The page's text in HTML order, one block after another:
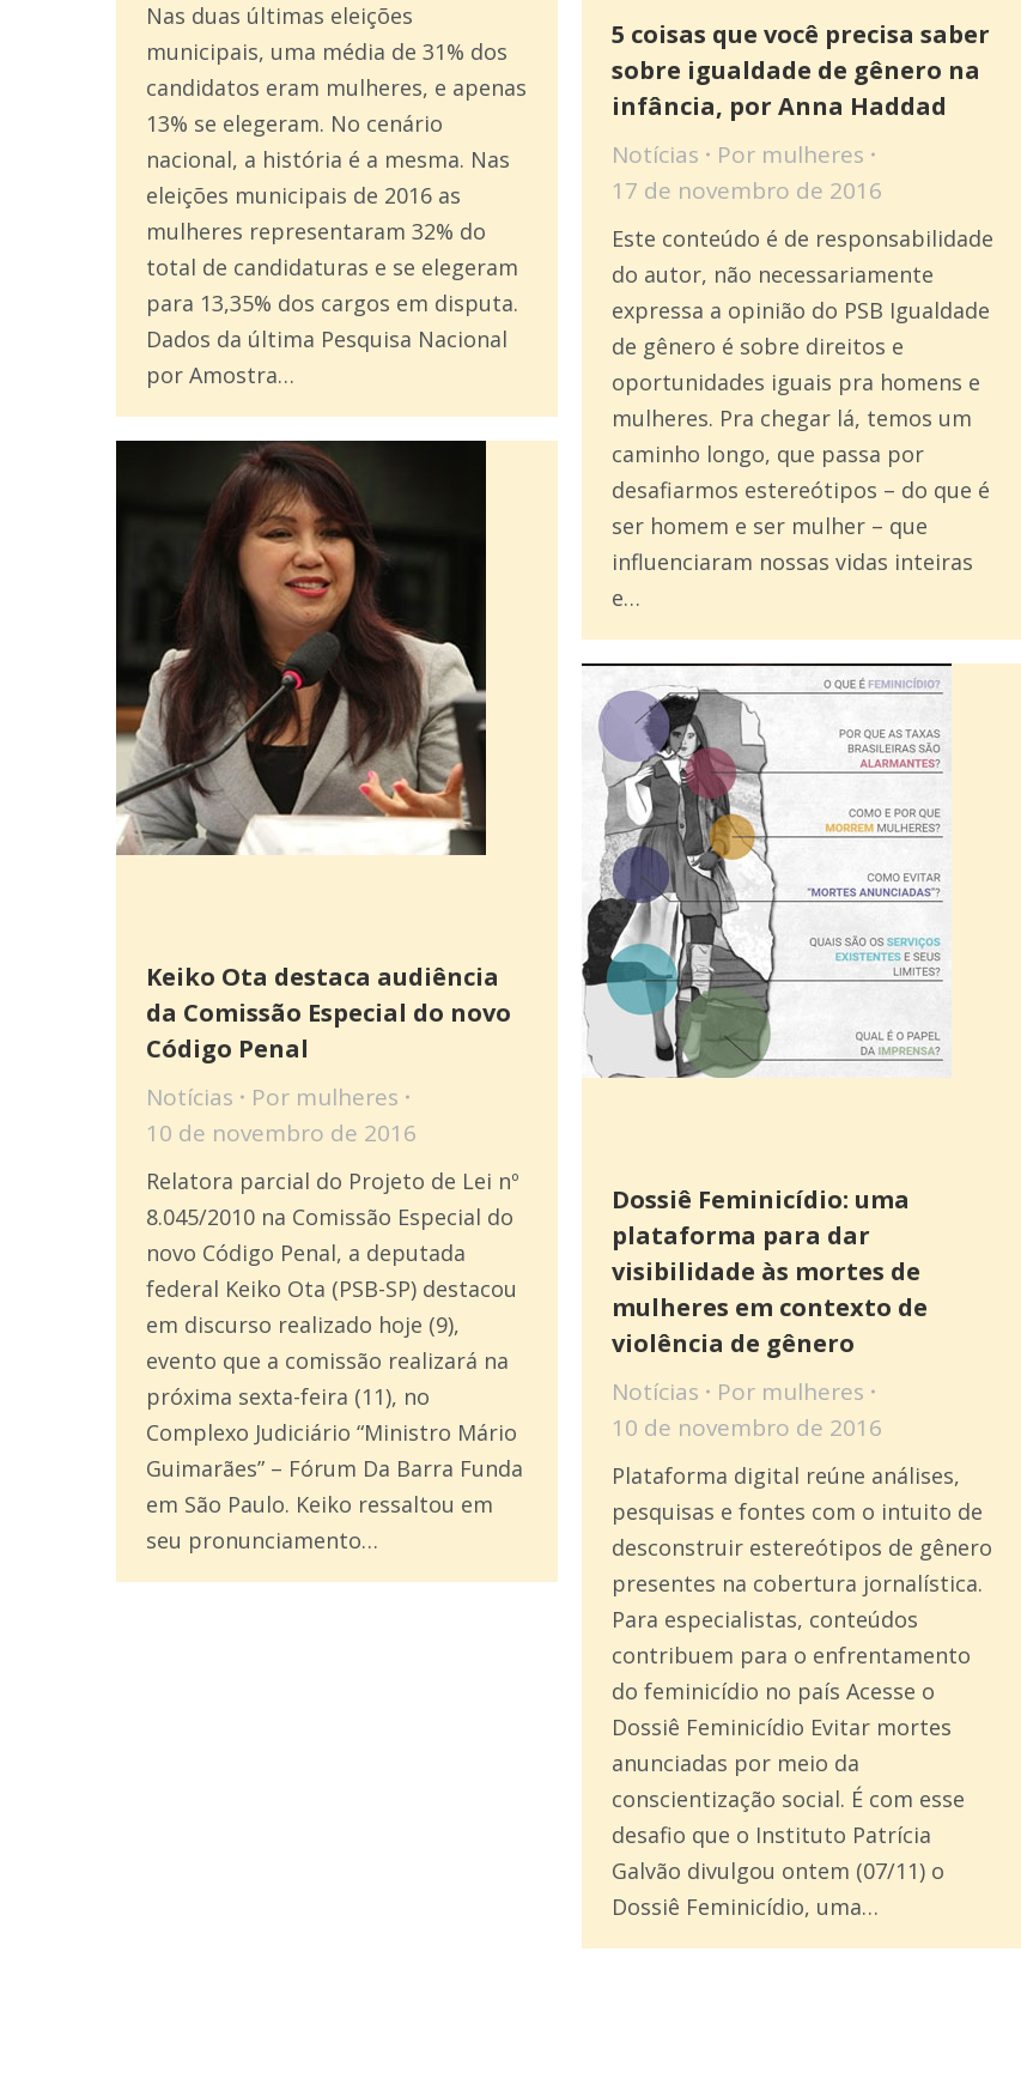
Nas duas últimas eleições
municipais, uma média de 31% dos
candidatos eram mulheres, e apenas
13% se elegeram. No cenário
nacional, a história é a mesma. Nas
eleições municipais de 2016 as
mulheres representaram 32% do
total de candidaturas e se elegeram
para 13,35% dos cargos em disputa.
Dados da última Pesquisa Nacional
por Amostra…
5 coisas que você precisa saber
sobre igualdade de gênero na
infância, por Anna Haddad
Notícias Por mulheres
17 de novembro de 2016
Este conteúdo é de responsabilidade
do autor, não necessariamente
expressa a opinião do PSB Igualdade
de gênero é sobre direitos e
oportunidades iguais pra homens e
mulheres. Pra chegar lá, temos um
caminho longo, que passa por
desafiarmos estereótipos – do que é
ser homem e ser mulher – que
influenciaram nossas vidas inteiras
e…
Keiko Ota destaca audiência
da Comissão Especial do novo
Código Penal
Notícias Por mulheres
10 de novembro de 2016
Relatora parcial do Projeto de Lei nº
8.045/2010 na Comissão Especial do
novo Código Penal, a deputada
federal Keiko Ota (PSB-SP) destacou
em discurso realizado hoje (9),
evento que a comissão realizará na
próxima sexta-feira (11), no
Complexo Judiciário “Ministro Mário
Guimarães” – Fórum Da Barra Funda
em São Paulo. Keiko ressaltou em
seu pronunciamento…
Dossiê Feminicídio: uma
plataforma para dar
visibilidade às mortes de
mulheres em contexto de
violência de gênero
Notícias Por mulheres
10 de novembro de 2016
Plataforma digital reúne análises,
pesquisas e fontes com o intuito de
desconstruir estereótipos de gênero
presentes na cobertura jornalística.
Para especialistas, conteúdos
contribuem para o enfrentamento
do feminicídio no país Acesse o
Dossiê Feminicídio Evitar mortes
anunciadas por meio da
conscientização social. É com esse
desafio que o Instituto Patrícia
Galvão divulgou ontem (07/11) o
Dossiê Feminicídio, uma…